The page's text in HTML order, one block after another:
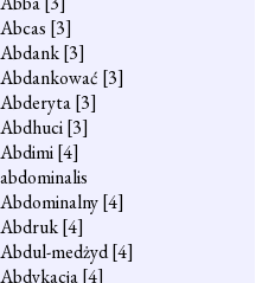
Abcas [3]
Abdank[3]
Abdankować [3]
Abderyta[3]
Abdhuci[3]
Abdimi[4]
abdominalis
Abdominalny[4]
Abdruk[4]
Abdul-medżyd[4]
Abdykacja[4]